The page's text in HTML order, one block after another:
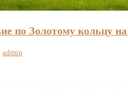
по Золотому кольцу
admin